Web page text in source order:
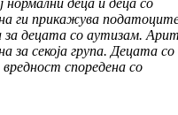
деца и деца со
ги прикажува
за децата со аутизам.
за секоја група. Децата со
ност споредена со